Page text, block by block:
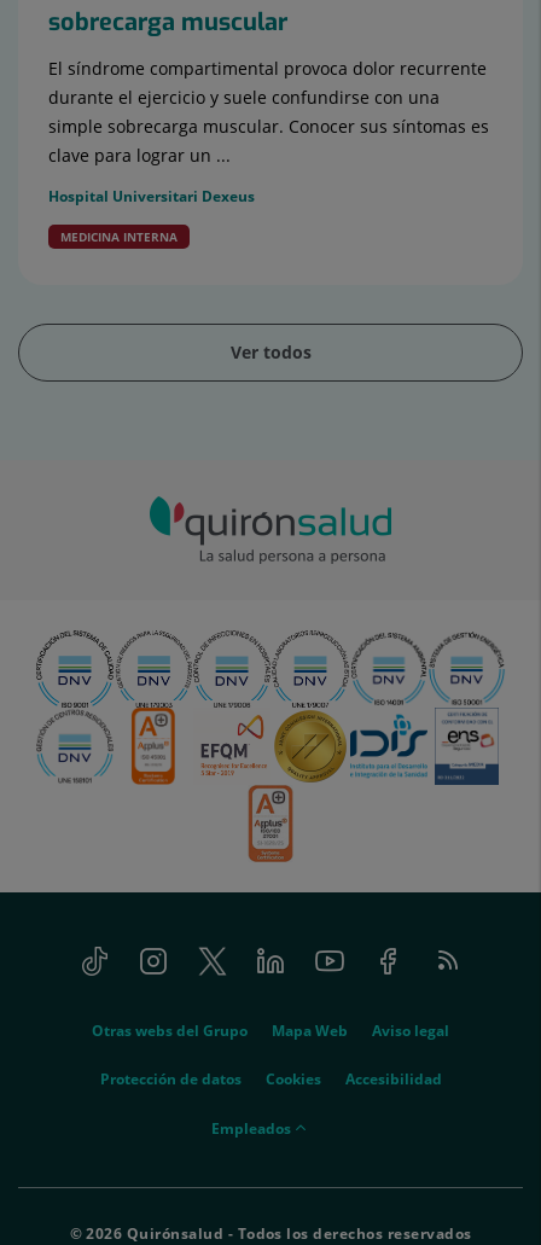
sobrecarga muscular
El síndrome compartimental provoca dolor recurrente
durante el ejercicio y suele confundirse con una
simple sobrecarga muscular. Conocer sus síntomas es
clave para lograr un ...
Hospital Universitari Dexeus
MEDICINA INTERNA
Ver todos
Tiktok InstagramTwitter LinkedinYoutube FacebookFeed
RSS
Otras webs del Grupo Mapa Web Aviso legal
Protección de datos Cookies Accesibilidad
empleados
Empleados
© 2026 Quirónsalud - Todos los derechos reservados